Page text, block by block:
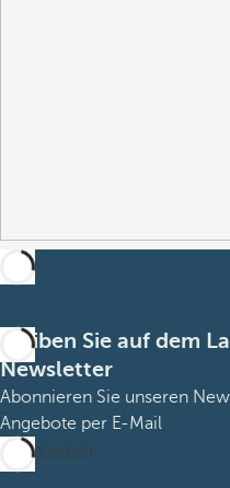
Bleiben Sie auf dem
Newsletter
Abonnieren Sie unseren
Angebote per E-Mail
Abonnieren